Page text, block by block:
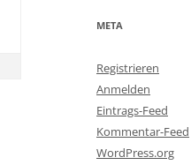
META
Registrieren
Anmelden
Eintrags-Feed
Kommentar-Feed
WordPress.org